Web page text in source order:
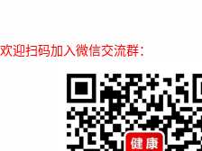
欢迎扫码加入微信交流群：